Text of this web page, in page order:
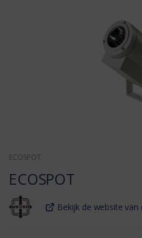
ECOSPOT
ECOSPOT
Bekijk de website van